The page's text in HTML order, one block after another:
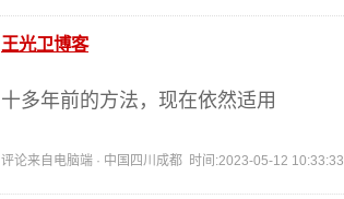
王光卫博客
十多年前的方法，现在依然适用
评论来自电脑端 · 中国四川成都 时间:2023-05-12 10:33:33